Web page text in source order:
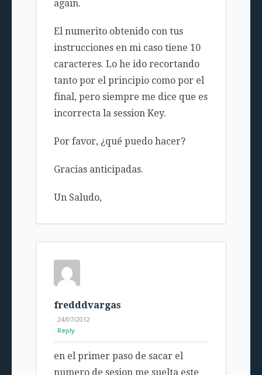
again.
El numerito obtenido con tus
instrucciones en mi caso tiene 10
caracteres. Lo he ido recortando
tanto por el principio como por el
final, pero siempre me dice que es
incorrecta la session Key.
Por favor, ¿qué puedo hacer?
Gracias anticipadas.
Un Saludo,
fredddvargas
· 24/07/2012
Reply
en el primer paso de sacar el
numero de sesion me suelta este